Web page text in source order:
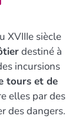
XVIIIe siècle
destiné à
incursions
tours et de
elles par des
des dangers.